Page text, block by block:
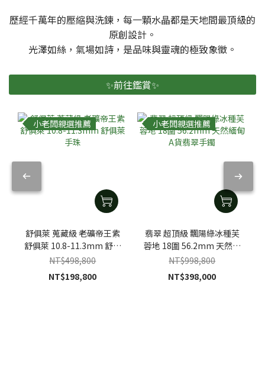
歷經千萬年的壓縮與洗鍊，每一顆水晶都是天地間最頂級的
原創設計。
光澤如絲，氣場如詩，是品味與靈魂的極致象徵。
✨前往鑑賞✨
小老闆親選推薦
舒俱萊 蒐藏級 老礦帝王紫
舒俱萊 10.8-11.3mm 舒俱
萊手珠
NT$498,800
NT$198,800
小老闆親選推薦
翡翠 超頂級 飄陽綠冰種芙
蓉地 18圍 56.2mm 天然緬
甸A貨翡翠手鐲
NT$998,800
NT$398,000